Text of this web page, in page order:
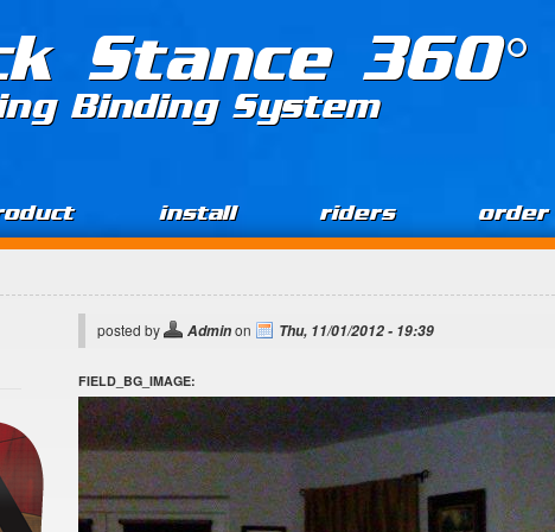
Stance 360°
Binding System
install riders order
posted by Adminon Thu, 11/01/2012 - 19:39
FIELD_BG_IMAGE: